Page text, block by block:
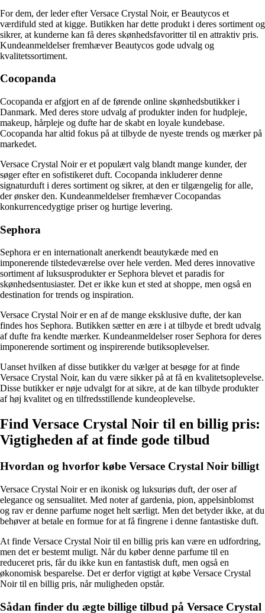
For dem, der leder efter Versace Crystal Noir, er Beautycos et
værdifuld sted at kigge. Butikken har dette produkt i deres sortiment og
sikrer, at kunderne kan få deres skønhedsfavoritter til en attraktiv pris.
Kundeanmeldelser fremhæver Beautycos gode udvalg og
kvalitetssortiment.
Cocopanda
Cocopanda er afgjort en af de førende online skønhedsbutikker i
Danmark. Med deres store udvalg af produkter inden for hudpleje,
makeup, hårpleje og dufte har de skabt en loyale kundebase.
Cocopanda har altid fokus på at tilbyde de nyeste trends og mærker på
markedet.
Versace Crystal Noir er et populært valg blandt mange kunder, der
søger efter en sofistikeret duft. Cocopanda inkluderer denne
signaturduft i deres sortiment og sikrer, at den er tilgængelig for alle,
der ønsker den. Kundeanmeldelser fremhæver Cocopandas
konkurrencedygtige priser og hurtige levering.
Sephora
Sephora er en internationalt anerkendt beautykæde med en
imponerende tilstedeværelse over hele verden. Med deres innovative
sortiment af luksusprodukter er Sephora blevet et paradis for
skønhedsentusiaster. Det er ikke kun et sted at shoppe, men også en
destination for trends og inspiration.
Versace Crystal Noir er en af de mange eksklusive dufte, der kan
findes hos Sephora. Butikken sætter en ære i at tilbyde et bredt udvalg
af dufte fra kendte mærker. Kundeanmeldelser roser Sephora for deres
imponerende sortiment og inspirerende butiksoplevelser.
Uanset hvilken af ​​disse butikker du vælger at besøge for at finde
Versace Crystal Noir, kan du være sikker på at få en kvalitetsoplevelse.
Disse butikker er nøje udvalgt for at sikre, at de kan tilbyde produkter
af høj kvalitet og en tilfredsstillende kundeoplevelse.
Find Versace Crystal Noir til en billig pris:
Vigtigheden af ​​at finde gode tilbud
Hvordan og hvorfor købe Versace Crystal Noir billigt
Versace Crystal Noir er en ikonisk og luksuriøs duft, der oser af
elegance og sensualitet. Med noter af gardenia, pion, appelsinblomst
og rav er denne parfume noget helt særligt. Men det betyder ikke, at du
behøver at betale en formue for at få fingrene i denne fantastiske duft.
At finde Versace Crystal Noir til en billig pris kan være en udfordring,
men det er bestemt muligt. Når du køber denne parfume til en
reduceret pris, får du ikke kun en fantastisk duft, men også en
økonomisk besparelse. Det er derfor vigtigt at købe Versace Crystal
Noir til en billig pris, når muligheden opstår.
Sådan finder du ægte billige tilbud på Versace Crystal